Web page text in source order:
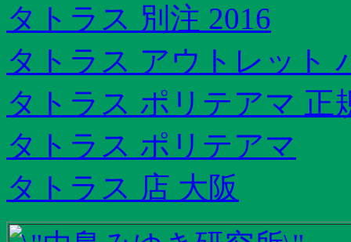
タトラス 別注 2016
タトラス アウトレット
タトラス ポリテアマ 正
タトラス ポリテアマ
タトラス 店 大阪